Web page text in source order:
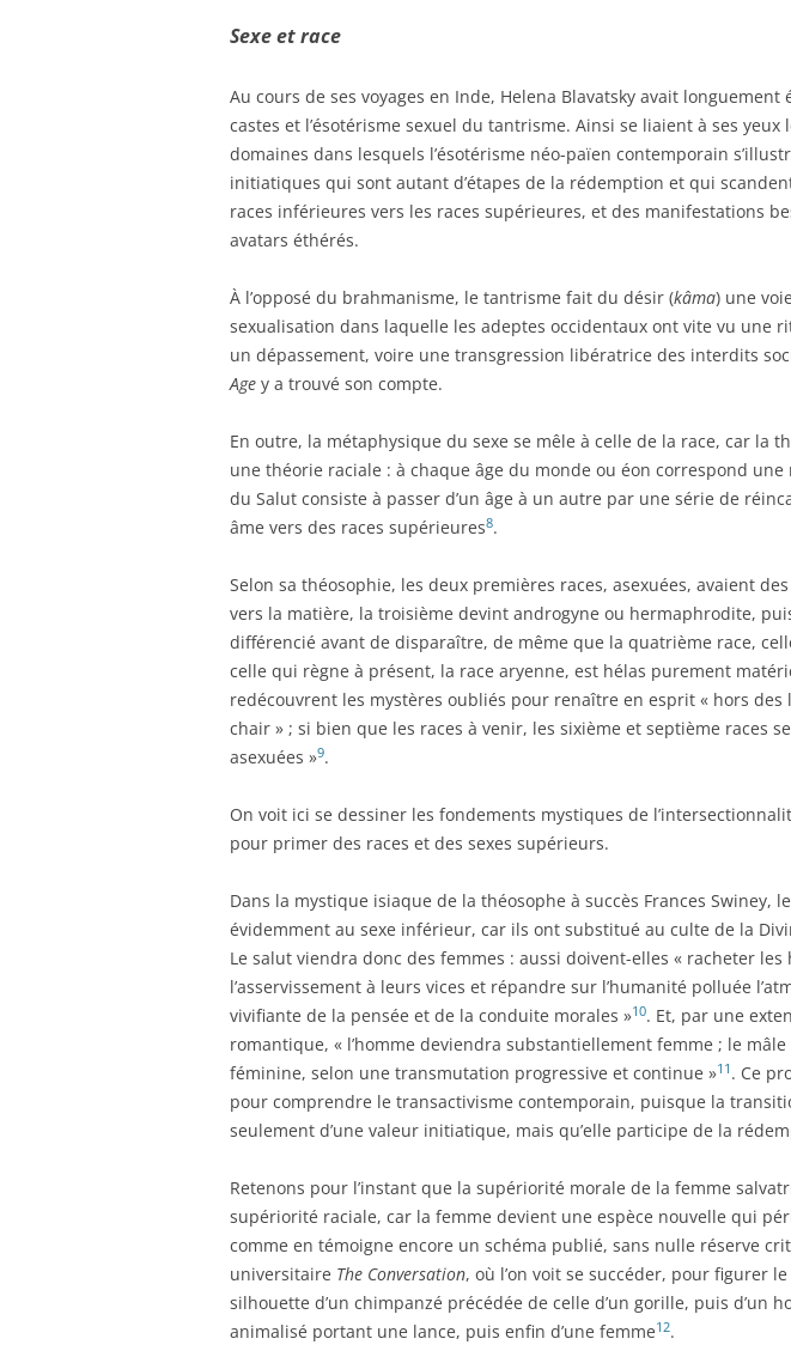
Sexe et race
Au cours de ses voyages en Inde, Helena Blavatsky avait
castes et l’ésotérisme sexuel du tantrisme. Ainsi se liaient à ses yeux
domaines dans lesquels l’ésotérisme néo-païen contemporain
initiatiques qui sont autant d’étapes de la rédemption et qui
races inférieures vers les races supérieures, et des manifestations
avatars éthérés.
À l’opposé du brahmanisme, le tantrisme fait du désir (kâma) une
sexualisation dans laquelle les adeptes occidentaux ont vite vu une
un dépassement, voire une transgression libératrice des interdits
Age y a trouvé son compte.
En outre, la métaphysique du sexe se mêle à celle de la race, car la
une théorie raciale : à chaque âge du monde ou éon correspond une
du Salut consiste à passer d’un âge à un autre par une série de
âme vers des races supérieures8.
Selon sa théosophie, les deux premières races, asexuées, avaient
vers la matière, la troisième devint androgyne ou hermaphrodite,
différencié avant de disparaître, de même que la quatrième race,
celle qui règne à présent, la race aryenne, est hélas purement
redécouvrent les mystères oubliés pour renaître en esprit « hors des
chair » ; si bien que les races à venir, les sixième et septième races
asexuées »9.
On voit ici se dessiner les fondements mystiques de
pour primer des races et des sexes supérieurs.
Dans la mystique isiaque de la théosophe à succès Frances Swiney,
évidemment au sexe inférieur, car ils ont substitué au culte de la
Le salut viendra donc des femmes : aussi doivent-elles « racheter les
l’asservissement à leurs vices et répandre sur l’humanité polluée
vivifiante de la pensée et de la conduite morales »10. Et, par une
romantique, « l’homme deviendra substantiellement femme ; le
féminine, selon une transmutation progressive et continue »11 . Ce
pour comprendre le transactivisme contemporain, puisque la
seulement d’une valeur initiatique, mais qu’elle participe de la
Retenons pour l’instant que la supériorité morale de la femme
supériorité raciale, car la femme devient une espèce nouvelle qui
comme en témoigne encore un schéma publié, sans nulle réserve
universitaire The Conversation, où l’on voit se succéder, pour figurer
silhouette d’un chimpanzé précédée de celle d’un gorille, puis d’un
animalisé portant une lance, puis enfin d’une femme12.